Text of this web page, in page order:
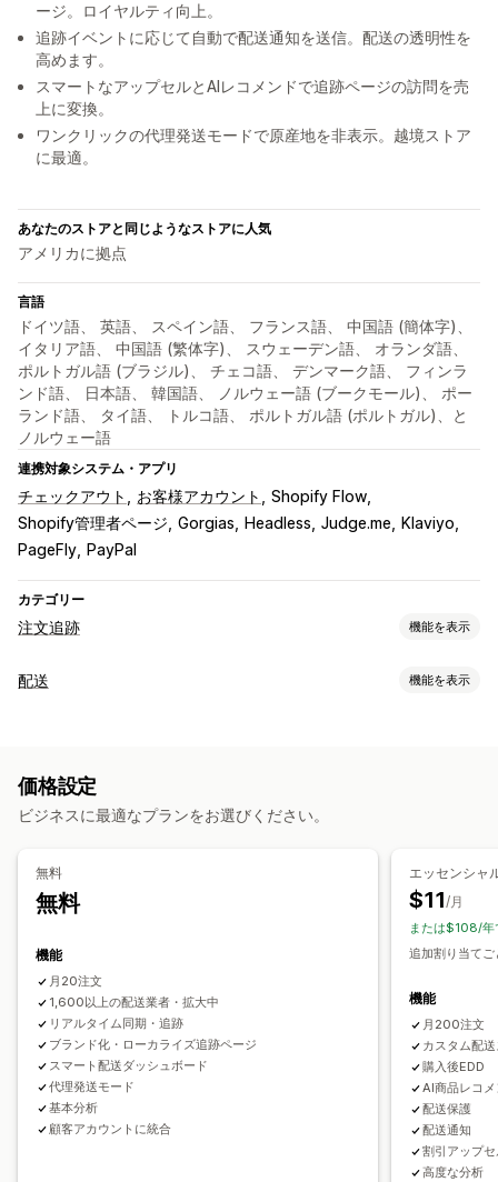
ージ。ロイヤルティ向上。
追跡イベントに応じて自動で配送通知を送信。配送の透明性を
高めます。
スマートなアップセルとAIレコメンドで追跡ページの訪問を売
上に変換。
ワンクリックの代理発送モードで原産地を非表示。越境ストア
に最適。
あなたのストアと同じようなストアに人気
アメリカに拠点
言語
ドイツ語、 英語、 スペイン語、 フランス語、 中国語 (簡体字)、
イタリア語、 中国語 (繁体字)、 スウェーデン語、 オランダ語、
ポルトガル語 (ブラジル)、 チェコ語、 デンマーク語、 フィンラ
ンド語、 日本語、 韓国語、 ノルウェー語 (ブークモール)、 ポー
ランド語、 タイ語、 トルコ語、 ポルトガル語 (ポルトガル)、と
ノルウェー語
連携対象システム・アプリ
チェックアウト お客様アカウント
Shopify Flow
Shopify管理者ページ Gorgias Headless Judge.me
Klaviyo
PageFly
PayPal
カテゴリー
注文追跡 機能を表示
追跡
配送業者のマスキング
メール
オートメーション
配送 機能を表示
配送品の管理
価格設定
ビジネスに最適なプランをお選びください。
無料
無料
機能
月20注文
1,600以上の配送業者・拡大中
リアルタイム同期・追跡
ブランド化・ローカライズ追跡ページ
スマート配送ダッシュボード
代理発送モード
基本分析
顧客アカウントに統合
エッセンシャ
$11/月
または$108/年
追加割り当て
機能
月200注文
カスタム配
購入後EDD
AI商品レコ
配送保護
配送通知
割引アップ
高度な分析